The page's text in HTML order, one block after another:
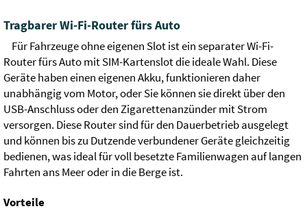
Tragbarer Wi-Fi-Router fürs Auto
Für Fahrzeuge ohne eigenen Slot ist ein separater Wi-Fi-
Router fürs Auto mit SIM-Kartenslot die ideale Wahl. Diese
Geräte haben einen eigenen Akku, funktionieren daher
unabhängig vom Motor, oder Sie können sie direkt über den
USB-Anschluss oder den Zigarettenanzünder mit Strom
versorgen. Diese Router sind für den Dauerbetrieb ausgelegt
und können bis zu Dutzende verbundener Geräte gleichzeitig
bedienen, was ideal für voll besetzte Familienwagen auf langen
Fahrten ans Meer oder in die Berge ist.
Vorteile